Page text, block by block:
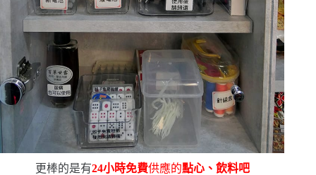
更棒的是有24小時免費供應的點心、飲料吧